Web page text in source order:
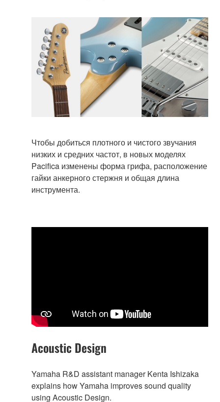
Чтобы добиться плотного и чистого звучания
низких и средних частот, в новых моделях
Pacifica изменены форма грифа, расположение
гайки анкерного стержня и общая длина
инструмента.
Acoustic Design
Yamaha R&D assistant manager Kenta Ishizaka
explains how Yamaha improves sound quality
using Acoustic Design.